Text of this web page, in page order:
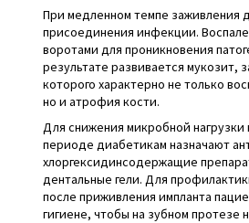
При медленном темпе заживления
присоединения инфекции.
воротами для проникновения
результате развивается мукозит,
которого характерно не только
но и атрофия кости.
Для снижения микробной
периоде диабетикам назначают
хлоргексидинсодержащие
дентальные гели. Для
после приживления импланта
гигиене, чтобы на зубном протезе